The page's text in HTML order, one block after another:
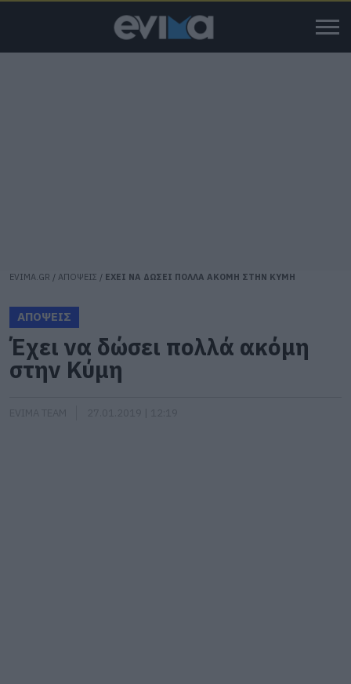
EVIMA.GR / ΑΠΟΨΕΙΣ / ΕΧΕΙ ΝΑ ΔΩΣΕΙ ΠΟΛΛΑ ΑΚΟΜΗ ΣΤΗΝ ΚΥΜΗ
ΑΠΟΨΕΙΣ
Έχει να δώσει πολλά ακόμη
στην Κύμη